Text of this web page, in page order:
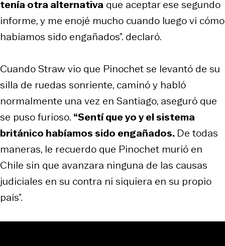
tenía otra alternativa que aceptar ese segundo
informe, y me enojé mucho cuando luego vi cómo
habíamos sido engañados”. declaró.
Cuando Straw vio que Pinochet se levantó de su
silla de ruedas sonriente, caminó y habló
normalmente una vez en Santiago, aseguró que
se puso furioso. “Sentí que yo y el sistema
británico habíamos sido engañados. De todas
maneras, le recuerdo que Pinochet murió en
Chile sin que avanzara ninguna de las causas
judiciales en su contra ni siquiera en su propio
país”.